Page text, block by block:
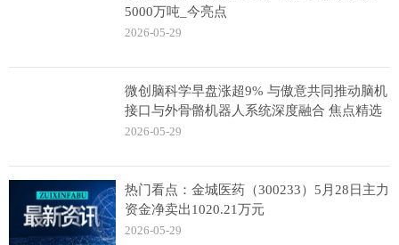
5000万吨_今亮点
2026-05-29
微创脑科学早盘涨超9% 与傲意共同推动脑机
接口与外骨骼机器人系统深度融合 焦点精选
2026-05-29
热门看点：金城医药（300233）5月28日主力
资金净卖出1020.21万元
2026-05-29